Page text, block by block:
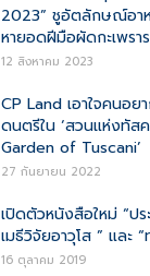
2023” ชูอัตลักษณ์อาห
หายอดฝีมือผัดกะเพรา
12 สิงหาคม 2023
CP Land เอาใจคนอย
ดนตรีใน ‘สวนแห่งทัส
Garden of Tuscani’
27 กันยายน 2022
เปิดตัวหนังสือใหม่ “ป
เมธีวิจัยอาวุโส ” และ
16 ตุลาคม 2019